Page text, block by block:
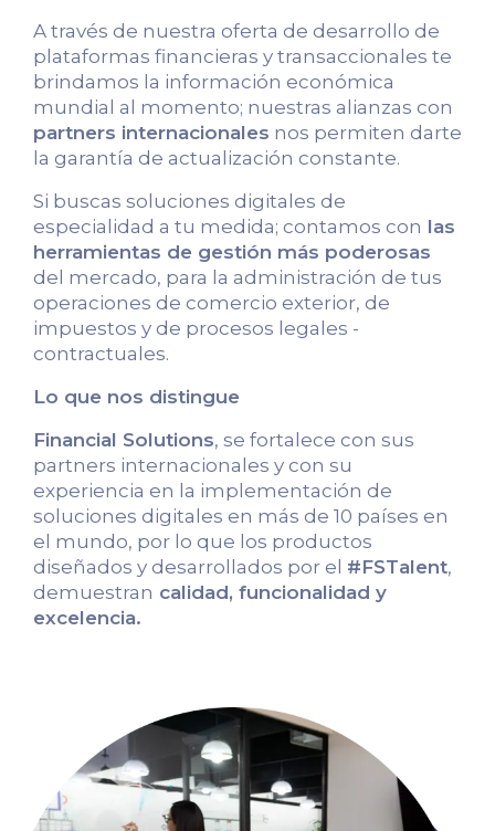
A través de nuestra oferta de desarrollo de
plataformas financieras y transaccionales te
brindamos la información económica
mundial al momento; nuestras alianzas con
partners internacionales nos permiten darte
la garantía de actualización constante.
Si buscas soluciones digitales de
especialidad a tu medida; contamos con las
herramientas de gestión más poderosas
del mercado, para la administración de tus
operaciones de comercio exterior, de
impuestos y de procesos legales -
contractuales.
Lo que nos distingue
Financial Solutions, se fortalece con sus
partners internacionales y con su
experiencia en la implementación de
soluciones digitales en más de 10 países en
el mundo, por lo que los productos
diseñados y desarrollados por el #FSTalent,
demuestran calidad, funcionalidad y
excelencia.